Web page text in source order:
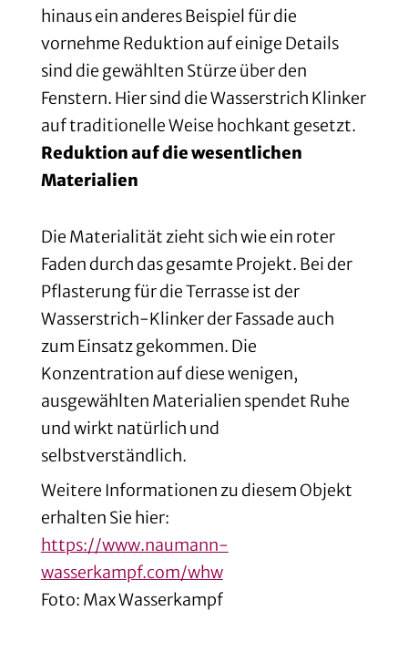
hinaus ein anderes Beispiel für die
vornehme Reduktion auf einige Details
sind die gewählten Stürze über den
Fenstern. Hier sind die Wasserstrich Klinker
auf traditionelle Weise hochkant gesetzt.
Reduktion auf die wesentlichen
Materialien
Die Materialität zieht sich wie ein roter
Faden durch das gesamte Projekt. Bei der
Pflasterung für die Terrasse ist der
Wasserstrich-Klinker der Fassade auch
zum Einsatz gekommen. Die
Konzentration auf diese wenigen,
ausgewählten Materialien spendet Ruhe
und wirkt natürlich und
selbstverständlich.
Weitere Informationen zu diesem Objekt
erhalten Sie hier:
https://www.naumann-
wasserkampf.com/whw
Foto: Max Wasserkampf